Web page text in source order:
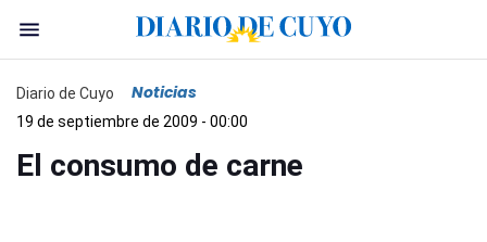
Diario de Cuyo Noticias
19 de septiembre de 2009 - 00:00
El consumo de carne